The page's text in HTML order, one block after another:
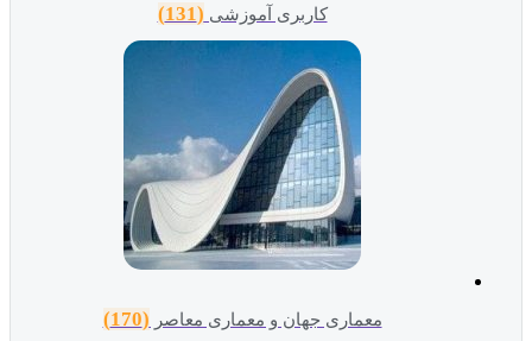
کاربری آموزشی(131)
معماری جهان و معماری معاصر(170)